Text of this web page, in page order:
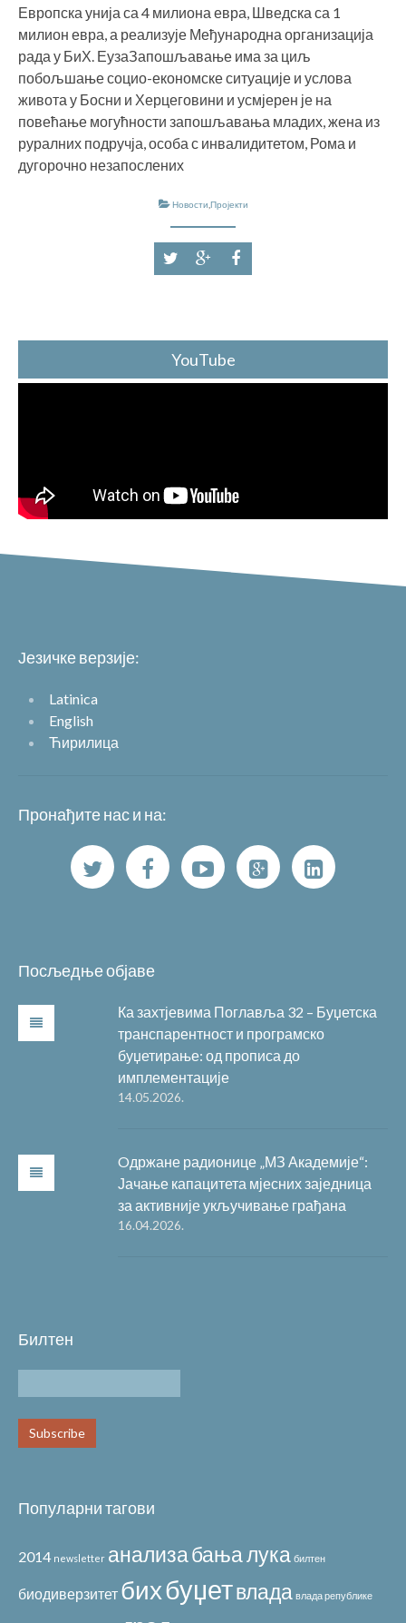
Европска унија са 4 милиона евра, Шведска са 1
милион евра, а реализује Међународна организација
рада у БиХ. ЕузаЗапошљавање има за циљ
побољшање социо-економске ситуације и услова
живота у Босни и Херцеговини и усмјерен је на
повећање могућности запошљавања младих, жена из
руралних подручја, особа с инвалидитетом, Рома и
дугорочно незапослених
Новости Пројекти
YouTube
Језичке верзије:
Latinica
English
Ћирилица
Пронађите нас и на:
Посљедње објаве
Ка захтјевима Поглавља 32 – Буџетска
транспарентност и програмско
буџетирање: од прописа до
имплементације
14.05.2026.
Oдржане радионице „МЗ Академије“:
Јачање капацитета мјесних заједница
за активније укључивање грађана
16.04.2026.
Билтен
Популарни тагови
2014 newsletter анализабања лука билтен
биодиверзитет бихбуџетвлада влада републике